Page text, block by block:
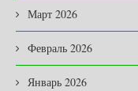
Март 2026
Февраль 2026
Январь 2026